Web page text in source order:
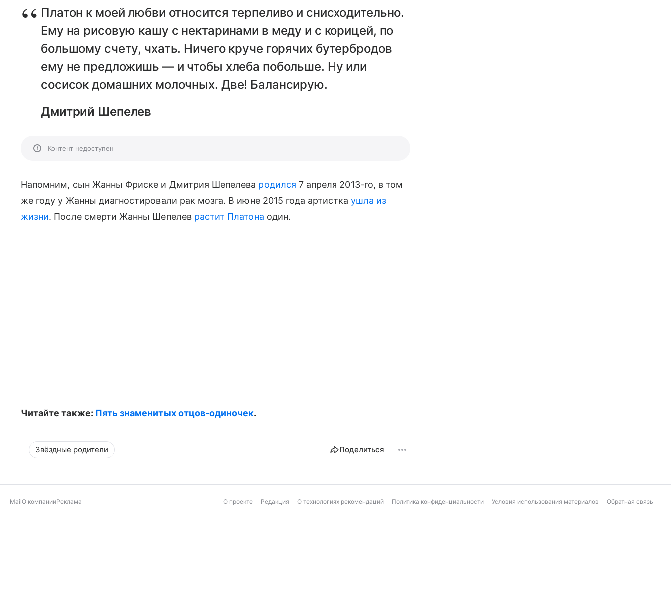
Платон к моей любви относится терпеливо и снисходительно.
Ему на рисовую кашу с нектаринами в меду и с корицей, по
большому счету, чхать. Ничего круче горячих бутербродов
ему не предложишь — и чтобы хлеба побольше. Ну или
сосисок домашних молочных. Две! Балансирую.
Дмитрий Шепелев
Контент недоступен
Напомним, сын Жанны Фриске и Дмитрия Шепелева родился 7 апреля 2013-го, в том
же году у Жанны диагностировали рак мозга. В июне 2015 года артистка ушла из
жизни. После смерти Жанны Шепелев растит Платона один.
Читайте также: Пять знаменитых отцов-одиночек.
Звёздные родители Поделиться
MailО компанииРеклама О проекте Редакция О технологиях рекомендаций Политика конфиденциальности Условия использования материалов Обратная связь